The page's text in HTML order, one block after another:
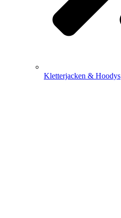
Kletterjacken & Hoodys